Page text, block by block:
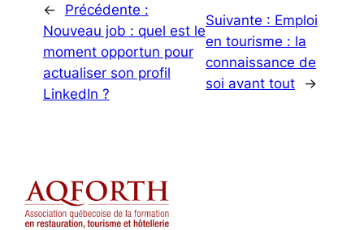
←
Précédente :
Nouveau job : quel est le
moment opportun pour
actualiser son profil
LinkedIn ?
Suivante : Emploi
en tourisme : la
connaissance de
soi avant tout
→